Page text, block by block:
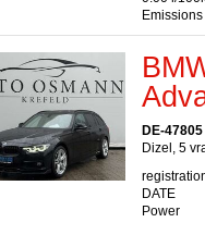
DE-
Dizel, 5
DATE
Power